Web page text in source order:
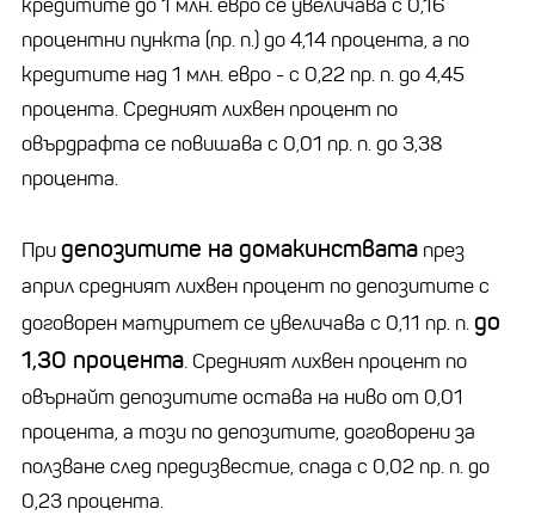
кредитите до 1 млн. евро се увеличава с 0,16
процентни пункта (пр. п.) до 4,14 процента, а по
кредитите над 1 млн. евро - с 0,22 пр. п. до 4,45
процента. Средният лихвен процент по
овърдрафта се повишава с 0,01 пр. п. до 3,38
процента.
При депозитите на домакинствата през
април средният лихвен процент по депозитите с
договорен матуритет се увеличава с 0,11 пр. п. до
1,30 процента. Средният лихвен процент по
овърнайт депозитите остава на ниво от 0,01
процента, а този по депозитите, договорени за
ползване след предизвестие, спада с 0,02 пр. п. до
0,23 процента.